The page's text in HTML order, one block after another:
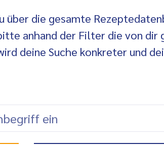
über die gesamte
anhand der Filter die von dir
deine Suche konkreter und